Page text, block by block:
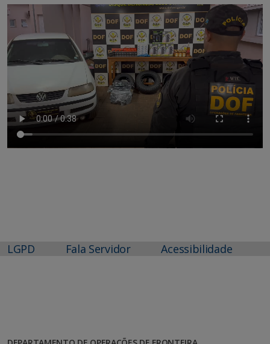
LGPD Fala Servidor Acessibilidade